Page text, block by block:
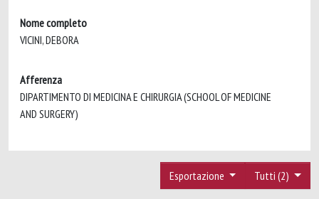
Nome completo
VICINI, DEBORA
Afferenza
DIPARTIMENTO DI MEDICINA E CHIRURGIA (SCHOOL OF MEDICINE
AND SURGERY)
Tutti (2)
Esportazione